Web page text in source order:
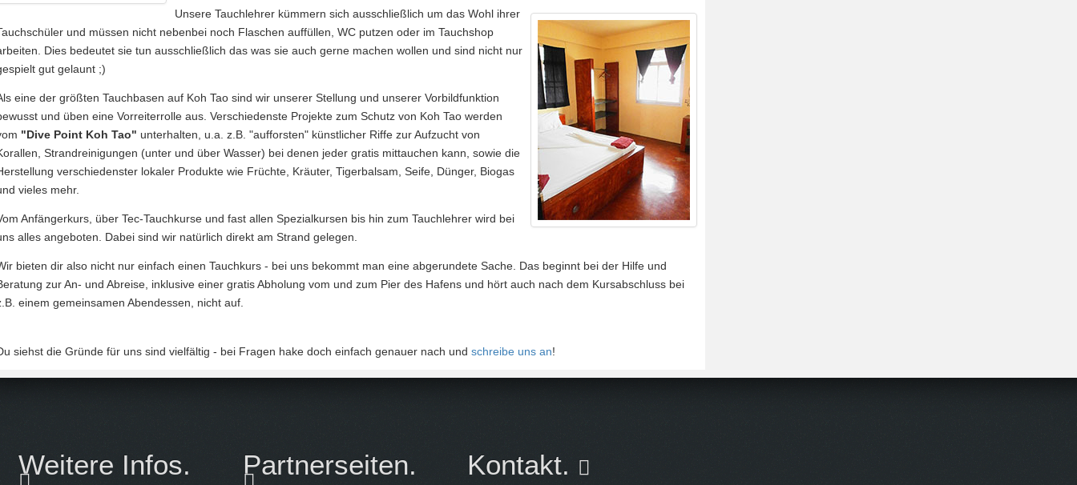
Unsere Tauchlehrer kümmern sich ausschließlich um das Wohl ihrer
und müssen nicht nebenbei noch Flaschen auffüllen, WC putzen oder im Tauchshop
Dies bedeutet sie tun ausschließlich das was sie auch gerne machen wollen und sind nicht nur
gut gelaunt ;)
eine der größten Tauchbasen auf Koh Tao sind wir unserer Stellung und unserer Vorbildfunktion
und üben eine Vorreiterrolle aus. Verschiedenste Projekte zum Schutz von Koh Tao werden
"Dive Point Koh Tao" unterhalten, u.a. z.B. "aufforsten" künstlicher Riffe zur Aufzucht von
Strandreinigungen (unter und über Wasser) bei denen jeder gratis mittauchen kann, sowie die
verschiedenster lokaler Produkte wie Früchte, Kräuter, Tigerbalsam, Seife, Dünger, Biogas
vieles mehr.
Anfängerkurs, über Tec-Tauchkurse und fast allen Spezialkursen bis hin zum Tauchlehrer wird bei
alles angeboten. Dabei sind wir natürlich direkt am Strand gelegen.
bieten dir also nicht nur einfach einen Tauchkurs - bei uns bekommt man eine abgerundete Sache. Das beginnt bei der Hilfe und
zur An- und Abreise, inklusive einer gratis Abholung vom und zum Pier des Hafens und hört auch nach dem Kursabschluss bei
einem gemeinsamen Abendessen, nicht auf.
siehst die Gründe für uns sind vielfältig - bei Fragen hake doch einfach genauer nach und schreibe uns an!
Weitere Infos. Partnerseiten. Kontakt.